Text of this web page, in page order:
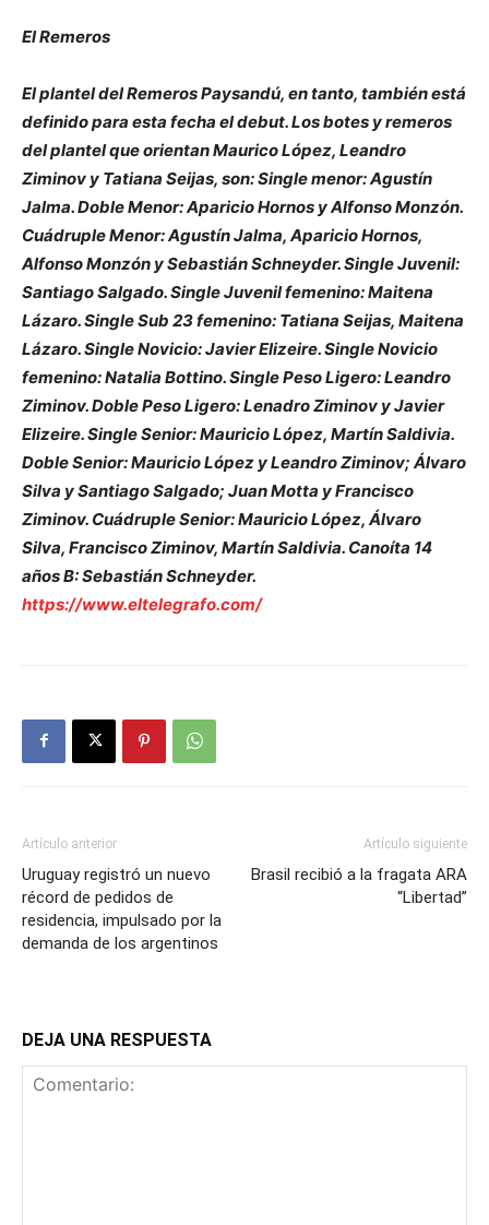
El Remeros
El plantel del Remeros Paysandú, en tanto, también está
definido para esta fecha el debut. Los botes y remeros
del plantel que orientan Maurico López, Leandro
Ziminov y Tatiana Seijas, son: Single menor: Agustín
Jalma. Doble Menor: Aparicio Hornos y Alfonso Monzón.
Cuádruple Menor: Agustín Jalma, Aparicio Hornos,
Alfonso Monzón y Sebastián Schneyder. Single Juvenil:
Santiago Salgado. Single Juvenil femenino: Maitena
Lázaro. Single Sub 23 femenino: Tatiana Seijas, Maitena
Lázaro. Single Novicio: Javier Elizeire. Single Novicio
femenino: Natalia Bottino. Single Peso Ligero: Leandro
Ziminov. Doble Peso Ligero: Lenadro Ziminov y Javier
Elizeire. Single Senior: Mauricio López, Martín Saldivia.
Doble Senior: Mauricio López y Leandro Ziminov; Álvaro
Silva y Santiago Salgado; Juan Motta y Francisco
Ziminov. Cuádruple Senior: Mauricio López, Álvaro
Silva, Francisco Ziminov, Martín Saldivia. Canoíta 14
años B: Sebastián Schneyder.
https://www.eltelegrafo.com/
Artículo anterior
Uruguay registró un nuevo
récord de pedidos de
residencia, impulsado por la
demanda de los argentinos
Artículo siguiente
Brasil recibió a la fragata ARA
“Libertad”
DEJA UNA RESPUESTA